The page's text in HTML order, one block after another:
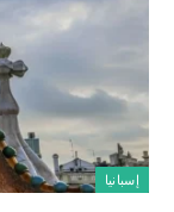
إسبانيا